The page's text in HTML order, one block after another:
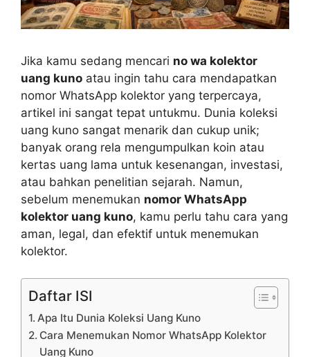
Jika kamu sedang mencari no wa kolektor
uang kuno atau ingin tahu cara mendapatkan
nomor WhatsApp kolektor yang terpercaya,
artikel ini sangat tepat untukmu. Dunia koleksi
uang kuno sangat menarik dan cukup unik;
banyak orang rela mengumpulkan koin atau
kertas uang lama untuk kesenangan, investasi,
atau bahkan penelitian sejarah. Namun,
sebelum menemukan nomor WhatsApp
kolektor uang kuno, kamu perlu tahu cara yang
aman, legal, dan efektif untuk menemukan
kolektor.
Daftar ISI
Apa Itu Dunia Koleksi Uang Kuno
Cara Menemukan Nomor WhatsApp Kolektor
Uang Kuno